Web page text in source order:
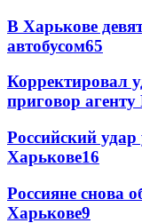
В Харькове
автобусом65
Корректировал
приговор
Российский
Харькове16
Россияне снова
Харькове9